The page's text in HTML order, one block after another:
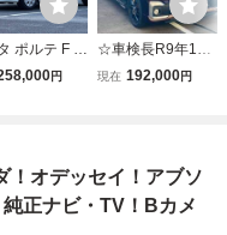
ポルテ F H
検R9年6月
円
☆車検長R9年10
月☆タントカスタ
ETC
現在 192,000円
！オデッセイ！アブソ
正ナビ・TV！Bカメ